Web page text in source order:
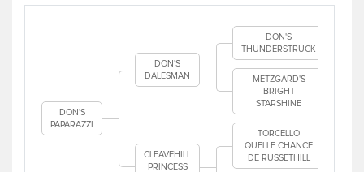
DON'S
PAPARAZZI
DON'S
DALESMAN
DON'S
THUNDERSTRUCK
METZGARD'S
BRIGHT
STARSHINE
CLEAVEHILL
PRINCESS
TORCELLO
QUELLE CHANCE
DE RUSSETHILL